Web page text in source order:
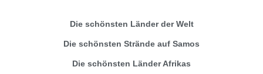
Die schönsten Länder der Welt
Die schönsten Strände auf Samos
Die schönsten Länder Afrikas